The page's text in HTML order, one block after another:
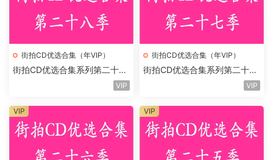
街拍CD优选合集（年VIP）
街拍CD优选合集系列第二十八
VIP
街拍CD优选合集（年VIP）
街拍CD优选合集系列第二十七
VIP
VIP VIP